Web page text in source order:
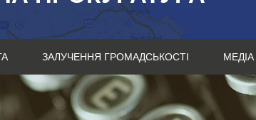
ЗАЛУЧЕННЯ ГРОМАДСЬКОСТІ МЕДІА